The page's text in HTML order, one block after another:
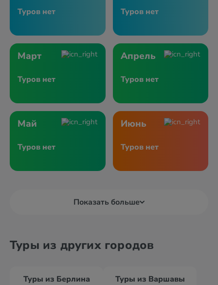
Туров нет Туров нет
Март
Туров нет
Апрель
Туров нет
Май
Туров нет
Июнь
Туров нет
Показать больше
Туры из других городов
Туры из Берлина Туры из Варшавы